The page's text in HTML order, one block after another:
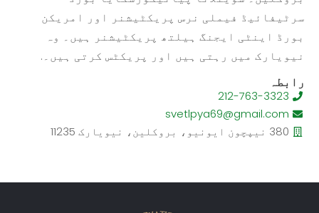
سرٹیفائیڈ فیملی نرس پریکٹیشنر اور امریکن
بورڈ اینٹی ایجنگ ہیلتھ پریکٹیشنر ہیں۔ وہ
نیویارک میں رہتی ہیں اور پریکٹس کرتی ہیں۔.
رابطہ
212-763-3323
svetlpya69@gmail.com
380 نیپچون ایونیو، بروکلین، نیویارک 11235